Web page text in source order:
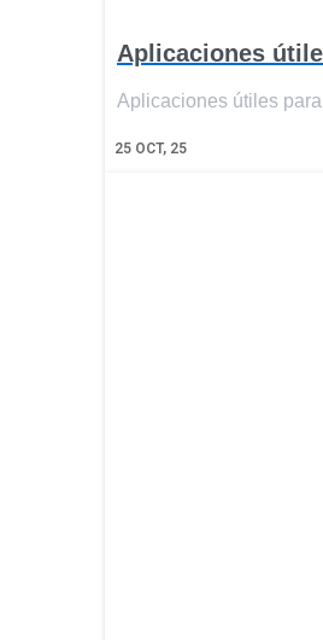
Aplicaciones
25 OCT, 25
Aplicaciones útiles